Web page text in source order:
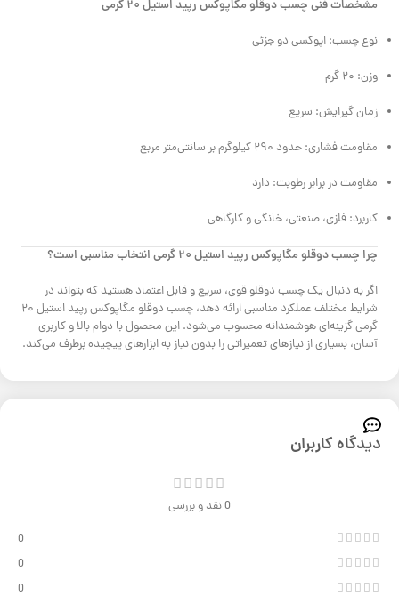
مشخصات فنی چسب دوقلو مگاپوکس رپید استیل ۲۰ گرمی
نوع چسب: اپوکسی دو جزئی
وزن: ۲۰ گرم
زمان گیرایش: سریع
مقاومت فشاری: حدود ۲۹۰ کیلوگرم بر سانتی‌متر مربع
مقاومت در برابر رطوبت: دارد
کاربرد: فلزی، صنعتی، خانگی و کارگاهی
چرا چسب دوقلو مگاپوکس رپید استیل ۲۰ گرمی انتخاب مناسبی است؟
اگر به دنبال یک چسب دوقلو قوی، سریع و قابل اعتماد هستید که بتواند در
شرایط مختلف عملکرد مناسبی ارائه دهد، چسب دوقلو مگاپوکس رپید استیل ۲۰
گرمی گزینه‌ای هوشمندانه محسوب می‌شود. این محصول با دوام بالا و کاربری
آسان، بسیاری از نیازهای تعمیراتی را بدون نیاز به ابزارهای پیچیده برطرف می‌کند.
دیدگاه کاربران
0 نقد و بررسی
0
0
0